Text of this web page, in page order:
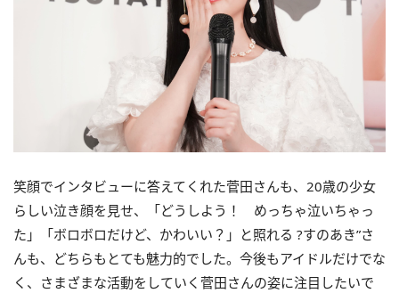
笑顔でインタビューに答えてくれた菅田さんも、20歳の少女
らしい泣き顔を見せ、「どうしよう！ めっちゃ泣いちゃっ
た」「ボロボロだけど、かわいい？」と照れる ?すのあき”さ
んも、どちらもとても魅力的でした。今後もアイドルだけでな
く、さまざまな活動をしていく菅田さんの姿に注目したいで